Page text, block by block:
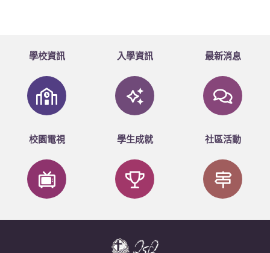
學校資訊 入學資訊 最新消息
校園電視 學生成就 社區活動